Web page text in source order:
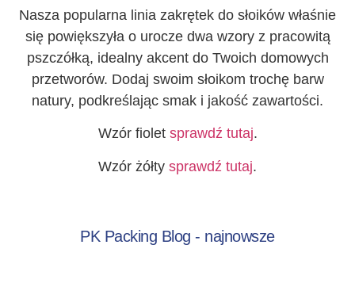
Nasza popularna linia zakrętek do słoików właśnie
się powiększyła o urocze dwa wzory z pracowitą
pszczółką, idealny akcent do Twoich domowych
przetworów. Dodaj swoim słoikom trochę barw
natury, podkreślając smak i jakość zawartości.
Wzór fiolet sprawdź tutaj.
Wzór żółty sprawdź tutaj.
PK Packing Blog - najnowsze